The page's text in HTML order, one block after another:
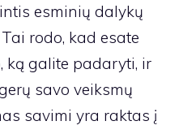
esminių dalykų
rodo, kad esate
ką galite padaryti, ir
savo veiksmų
savimi yra raktas į